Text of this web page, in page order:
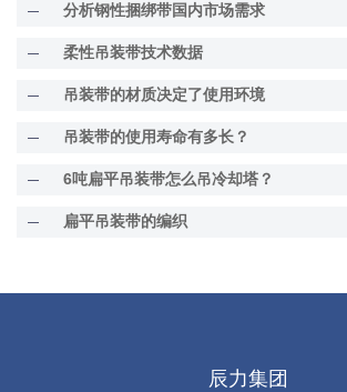
分析钢性捆绑带国内市场需求
柔性吊装带技术数据
吊装带的材质决定了使用环境
吊装带的使用寿命有多长？
6吨扁平吊装带怎么吊冷却塔？
扁平吊装带的编织
辰力集团